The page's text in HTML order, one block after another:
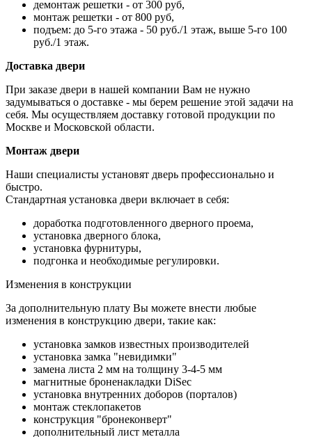
демонтаж решетки - от 300 руб,
монтаж решетки - от 800 руб,
подъем: до 5-го этажа - 50 руб./1 этаж, выше 5-го 100
руб./1 этаж.
Доставка двери
При заказе двери в нашей компании Вам не нужно
задумываться о доставке - мы берем решение этой задачи на
себя. Мы осуществляем доставку готовой продукции по
Москве и Московской области.
Монтаж двери
Наши специалисты установят дверь профессионально и
быстро.
Стандартная установка двери включает в себя:
доработка подготовленного дверного проема,
установка дверного блока,
установка фурнитуры,
подгонка и необходимые регулировки.
Изменения в конструкции
За дополнительную плату Вы можете внести любые
изменения в конструкцию двери, такие как:
установка замков известных производителей
установка замка "невидимки"
замена листа 2 мм на толщину 3-4-5 мм
магнитные броненакладки DiSec
установка внутренних доборов (порталов)
монтаж стеклопакетов
конструкция "бронеконверт"
дополнительный лист металла